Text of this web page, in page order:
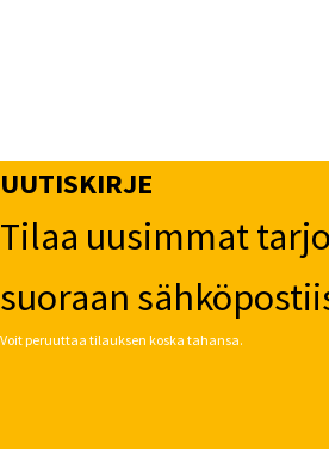
UUTISKIRJE
Tilaa uusimmat
suoraan
Voit peruuttaa tilauksen koska tahansa.